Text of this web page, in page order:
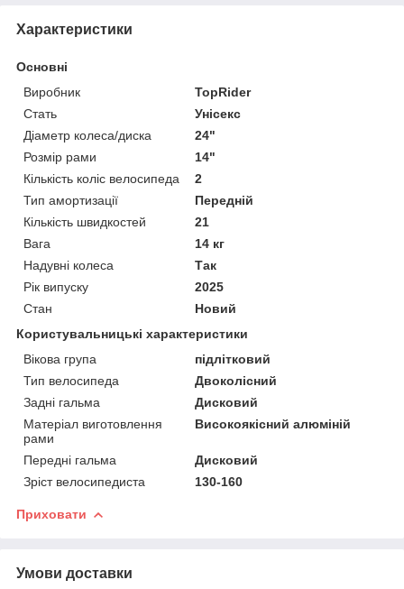
Характеристики
Основні
Виробник
TopRider
Стать
Унісекс
Діаметр колеса/диска
24"
Розмір рами
14"
Кількість коліс велосипеда
2
Тип амортизації
Передній
Кількість швидкостей
21
Вага
14 кг
Надувні колеса
Так
Рік випуску
2025
Стан
Новий
Користувальницькі характеристики
Вікова група
підлітковий
Тип велосипеда
Двоколісний
Задні гальма
Дисковий
Матеріал виготовлення
рами
Високоякісний алюміній
Передні гальма
Дисковий
Зріст велосипедиста
130-160
Приховати
Умови доставки